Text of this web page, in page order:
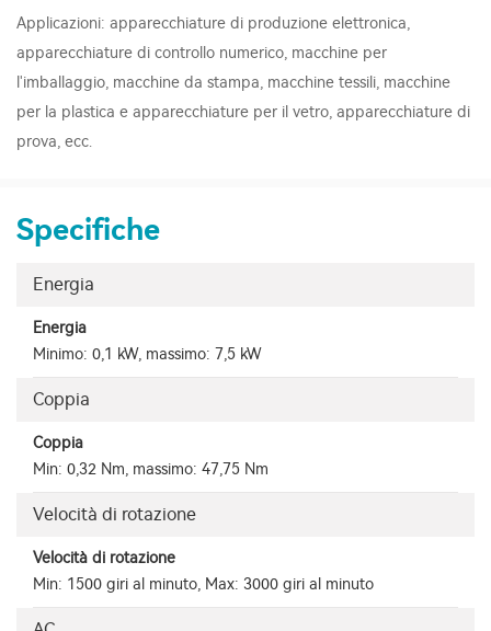
Applicazioni: apparecchiature di produzione elettronica,
apparecchiature di controllo numerico, macchine per
l'imballaggio, macchine da stampa, macchine tessili, macchine
per la plastica e apparecchiature per il vetro, apparecchiature di
prova, ecc.
Specifiche
Energia
Energia
Minimo: 0,1 kW, massimo: 7,5 kW
Coppia
Coppia
Min: 0,32 Nm, massimo: 47,75 Nm
Velocità di rotazione
Velocità di rotazione
Min: 1500 giri al minuto, Max: 3000 giri al minuto